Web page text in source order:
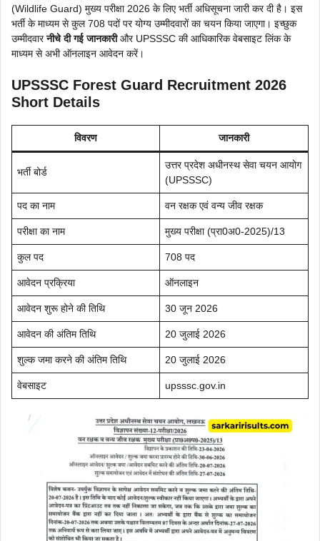
(Wildlife Guard) मुख्य परीक्षा 2026 के लिए भर्ती अधिसूचना जारी कर दी है। इस
भर्ती के माध्यम से कुल 708 पदों पर योग्य उम्मीदवारों का चयन किया जाएगा। इच्छुक
उम्मीदवारनीचे दी गई जानकारीऔर UPSSSC की आधिकारिक वेबसाइट लिंक के
माध्यम से अभी ऑनलाइन आवेदन करें।
UPSSSC Forest Guard Recruitment 2026
Short Details
विवरण जानकारी
भर्ती बोर्ड
उत्तर प्रदेश अधीनस्थ सेवा चयन आयोग
(UPSSSC)
पद का नाम वन रक्षक एवं वन्य जीव रक्षक
परीक्षा का नाम मुख्य परीक्षा (प्रा0अ0-2025)/13
कुल पद 708 पद
आवेदन प्रक्रिया ऑनलाइन
आवेदन शुरू होने की तिथि 30 जून 2026
आवेदन की अंतिम तिथि 20 जुलाई 2026
शुल्क जमा करने की अंतिम तिथि 20 जुलाई 2026
वेबसाइट upsssc.gov.in